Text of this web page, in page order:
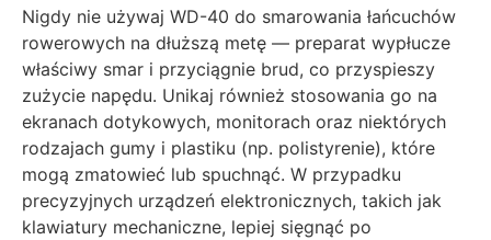
Nigdy nie używaj WD-40 do smarowania łańcuchów
rowerowych na dłuższą metę — preparat wypłucze
właściwy smar i przyciągnie brud, co przyspieszy
zużycie napędu. Unikaj również stosowania go na
ekranach dotykowych, monitorach oraz niektórych
rodzajach gumy i plastiku (np. polistyrenie), które
mogą zmatowieć lub spuchnąć. W przypadku
precyzyjnych urządzeń elektronicznych, takich jak
klawiatury mechaniczne, lepiej sięgnąć po